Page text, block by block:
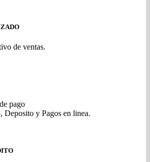
de ventas.
pago
Deposito y Pagos en linea.